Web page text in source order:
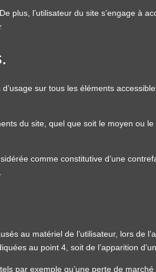
plus, l’utilisateur du site s’engage à
sur tous les éléments
du site, quel que soit le moyen ou le
comme constitutive d’une
au matériel de l’utilisateur, lors de
au point 4, soit de l’apparition
par exemple qu’une perte de marché